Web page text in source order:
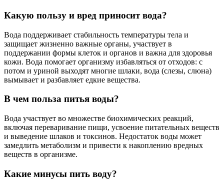
Какую пользу и вред приносит вода?
Вода поддерживает стабильность температуры тела и
защищает жизненно важные органы, участвует в
поддержании формы клеток и органов и важна для здоровья
кожи. Вода помогает организму избавляться от отходов: с
потом и уриной выходят многие шлаки, вода (слезы, слюна)
вымывает и разбавляет едкие вещества.
В чем польза питья воды?
Вода участвует во множестве биохимических реакций,
включая переваривание пищи, усвоение питательных веществ
и выведение шлаков и токсинов. Недостаток воды может
замедлить метаболизм и привести к накоплению вредных
веществ в организме.
Какие минусы пить воду?